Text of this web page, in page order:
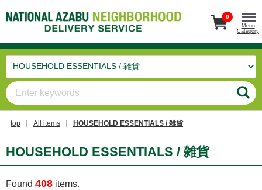
0
Menu
Category
top All items HOUSEHOLD ESSENTIALS / 雑貨
HOUSEHOLD ESSENTIALS / 雑貨
Found 408 items.